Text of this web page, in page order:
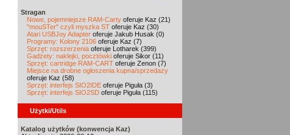
Stragan
Nowe, pojemniejsze RAM-Carty oferuje Kaz (21)
"mouSTer" czyli myszka ST oferuje Kaz (30)
Atari USBJoy Adapter oferuje Jakub Husak (0)
Programy: Kolony 2106 oferuje Kaz (7)
Sprzęt: rozszerzenia oferuje Lotharek (399)
Gadżety: naklejki, pocztówki oferuje Sikor (11)
Sprzęt: cartridge RAM-CART oferuje Zenon (7)
Miejsce na drobne ogłoszenia kupna/sprzedaży
oferuje Kaz (58)
Sprzęt: interfejs SIO2IDE oferuje Piguła (3)
Sprzęt: interfejs SIO2SD oferuje Piguła (115)
Użytki/Utils
Katalog użytków (konwencja Kaz)